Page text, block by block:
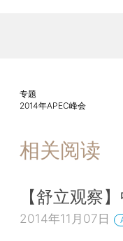
专题
2014年APEC峰会
相关阅读
【舒立观察
2014年11月07日